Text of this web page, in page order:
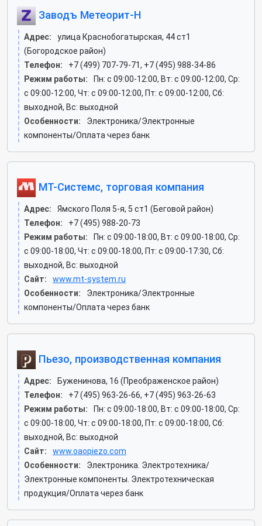
Заводъ Метеорит-Н
Адрес:
улица Краснобогатырская, 44 ст1
(Богородское район)
Телефон:
+7 (499) 707-79-71, +7 (495) 988-34-86
Режим работы:
Пн: c 09:00-12:00, Вт: c 09:00-12:00, Ср:
c 09:00-12:00, Чт: c 09:00-12:00, Пт: c 09:00-12:00, Сб:
выходной, Вс: выходной
Особенности:
Электроника/Электронные
компоненты/Оплата через банк
МТ-Системс, торговая компания
Адрес:
Ямского Поля 5-я, 5 ст1 (Беговой район)
Телефон:
+7 (495) 988-20-73
Режим работы:
Пн: c 09:00-18:00, Вт: c 09:00-18:00, Ср:
c 09:00-18:00, Чт: c 09:00-18:00, Пт: c 09:00-17:30, Сб:
выходной, Вс: выходной
Сайт:
www.mt-system.ru
Особенности:
Электроника/Электронные
компоненты/Оплата через банк
Пьезо, производственная компания
Адрес:
Буженинова, 16 (Преображенское район)
Телефон:
+7 (495) 963-26-66, +7 (495) 963-26-63
Режим работы:
Пн: c 09:00-18:00, Вт: c 09:00-18:00, Ср:
c 09:00-18:00, Чт: c 09:00-18:00, Пт: c 09:00-18:00, Сб:
выходной, Вс: выходной
Сайт:
www.oaopiezo.com
Особенности:
Электроника. Электротехника/
Электронные компоненты. Электротехническая
продукция/Оплата через банк